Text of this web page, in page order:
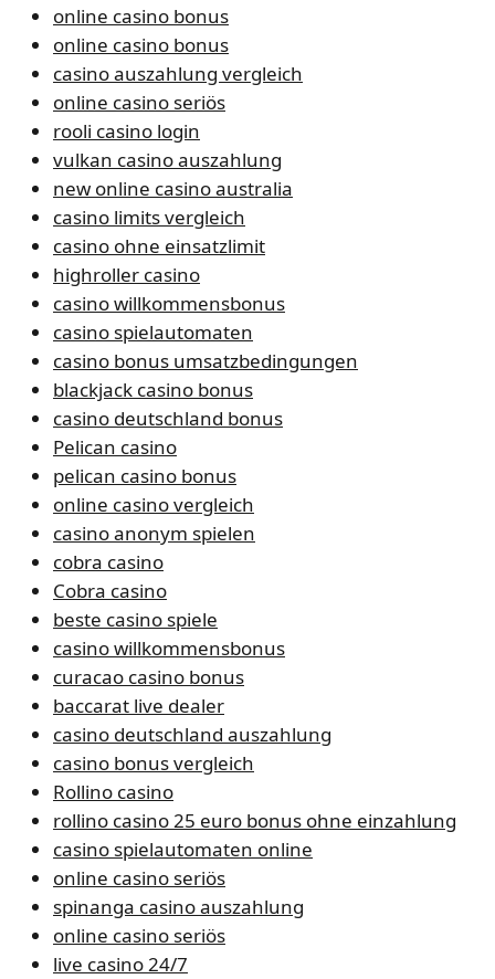
online casino bonus
online casino bonus
casino auszahlung vergleich
online casino seriös
rooli casino login
vulkan casino auszahlung
new online casino australia
casino limits vergleich
casino ohne einsatzlimit
highroller casino
casino willkommensbonus
casino spielautomaten
casino bonus umsatzbedingungen
blackjack casino bonus
casino deutschland bonus
Pelican casino
pelican casino bonus
online casino vergleich
casino anonym spielen
cobra casino
Cobra casino
beste casino spiele
casino willkommensbonus
curacao casino bonus
baccarat live dealer
casino deutschland auszahlung
casino bonus vergleich
Rollino casino
rollino casino 25 euro bonus ohne einzahlung
casino spielautomaten online
online casino seriös
spinanga casino auszahlung
online casino seriös
live casino 24/7